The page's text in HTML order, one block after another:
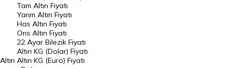
DÖVİZ
Döviz Kuru
Dolar Kuru
Euro Kuru
Altın
Tam Altın Fiyatı
Yarım Altın Fiyatı
Has Altın Fiyatı
Ons Altın Fiyatı
22 Ayar Bilezik Fiyatı
Altın KG (Dolar) Fiyatı
Altın KG (Euro) Fiyatı